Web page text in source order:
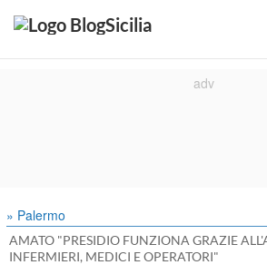
» Palermo
AMATO "PRESIDIO FUNZIONA GRAZIE
INFERMIERI, MEDICI E OPERATORI"